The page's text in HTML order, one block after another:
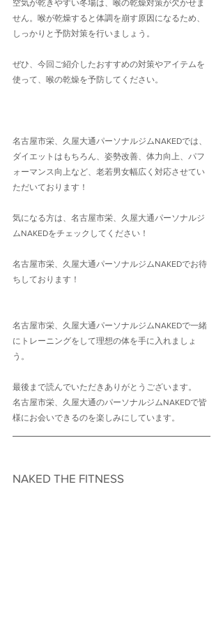
空気が乾きやすい冬場は、喉の乾燥対策が欠かせま
せん。喉が乾燥すると体調を崩す原因になるため、
しっかりと予防対策を行いましょう。
ぜひ、今回ご紹介したおすすめの対策やアイテムを
使って、喉の乾燥を予防してください。
名古屋市栄、久屋大通パーソナルジムNAKEDでは、
ダイエットはもちろん、姿勢改善、体力向上、パフ
ォーマンス向上など、老若男女幅広く対応させてい
ただいております！
気になる方は、名古屋市栄、久屋大通パーソナルジ
ムNAKEDをチェックしてください！
名古屋市栄、久屋大通パーソナルジムNAKEDでお待
ちしております！
名古屋市栄、久屋大通パーソナルジムNAKEDで一緒
にトレーニングをして理想の体を手に入れましょ
う。
最後まで読んでいただきありがとうございます。
名古屋市栄、久屋大通のパーソナルジムNAKEDで皆
様にお会いできるのを楽しみにしています。
NAKED THE FITNESS